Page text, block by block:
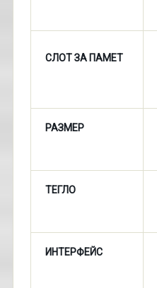
СЛОТ ЗА ПАМЕТ
РАЗМЕР
ТЕГЛО
ИНТЕРФЕЙС